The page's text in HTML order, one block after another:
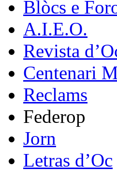
Blòcs e
A.I.E.O.
Revista
Centenari
Reclams
Federop
Jorn
Letras d’Oc